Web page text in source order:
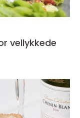
vellykkede